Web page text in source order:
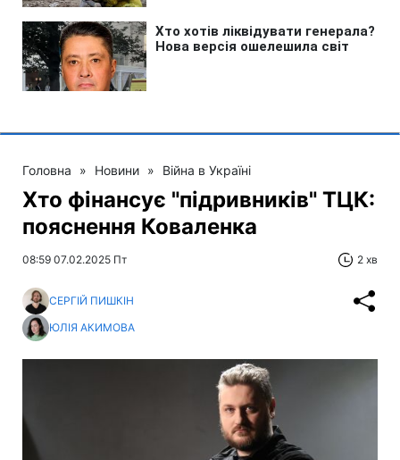
Головна » Новини » Війна в Україні
Хто фінансує "підривників" ТЦК:
пояснення Коваленка
08:59 07.02.2025 Пт 2 хв
СЕРГІЙ ПИШКІН
ЮЛІЯ АКИМОВА